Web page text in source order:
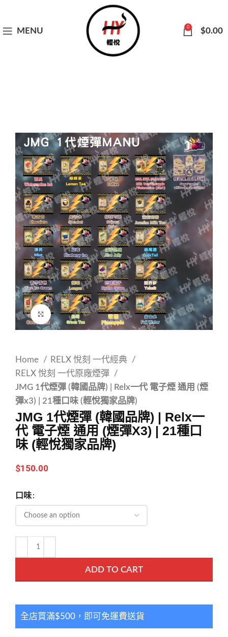
MENU 0 $0.00
Click to enlarge
Home
RELX 悅刻 一代經典
RELX 悅刻 一代原廠煙彈
JMG 1代煙彈 (韓國品牌) | Relx一代 電子煙 通用 (煙
彈x3) | 21種口味 (輕悅獨家品牌)
JMG 1代煙彈 (韓國品牌) | Relx一
代 電子煙 通用 (煙彈x3) | 21種口
味 (輕悅獨家品牌)
$150.00
口味
ADD TO CART
全店買滿$500，即可免運費送貨